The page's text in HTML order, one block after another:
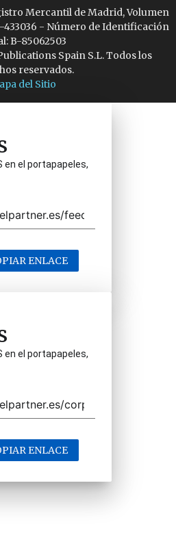
Mercantil de Madrid, Volumen
433036 - Número de Identificación
B-85062503
Spain S.L. Todos los
reservados.
del Sitio
en el portapapeles,
ENLACE
en el portapapeles,
ENLACE